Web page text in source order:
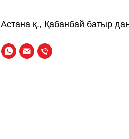
Астана қ., Қабанбай батыр